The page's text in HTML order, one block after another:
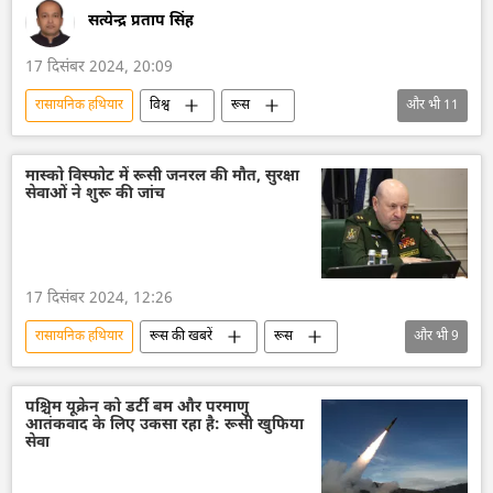
सत्येन्द्र प्रताप सिंह
17 दिसंबर 2024, 20:09
रासायनिक हथियार विश्व
रूस
फार्मा कंपनी
अमेरिका
अमेरिकी डेमोक्रेट
सैन्य तकनीकी सहयोग
सैन्य तकनीक
सैन्य प्रौद्योगिकी
और भी11
मास्को विस्फोट में रूसी जनरल की मौत, सुरक्षा
सेवाओं ने शुरू की जांच
17 दिसंबर 2024, 12:26
रासायनिक हथियार रूस की खबरें
रूस
मास्को
रूसी सेना
रक्षा मंत्रालय (MoD)
बम विस्फोट
विशेष सैन्य अभियान
अमेरिका
नाटो
यूक्रेन राष्ट्रीय सुरक्षा
और भी9
पश्चिम यूक्रेन को डर्टी बम और परमाणु
आतंकवाद के लिए उकसा रहा है: रूसी खुफिया
सेवा